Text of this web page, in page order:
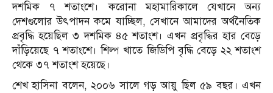
দশমিক ৭ শতাংশে। করোনা মহামারিকালে যেখানে অন্য
দেশগুলোর উৎপাদন কমে যাচ্ছিল, সেখানে আমাদের অর্থনৈতিক
প্রবৃদ্ধি হয়েছিল ৩ দশমিক ৪৫ শতাংশ। এখন প্রবৃদ্ধির হার বেড়ে
দাঁড়িয়েছে ৭ শতাংশে। শিল্প খাতে জিডিপি বৃদ্ধি বেড়ে ২২ শতাংশ
থেকে ৩৭ শতাংশ হয়েছে।
শেখ হাসিনা বলেন, ২০০৬ সালে গড় আয়ু ছিল ৫৯ বছর। এখন